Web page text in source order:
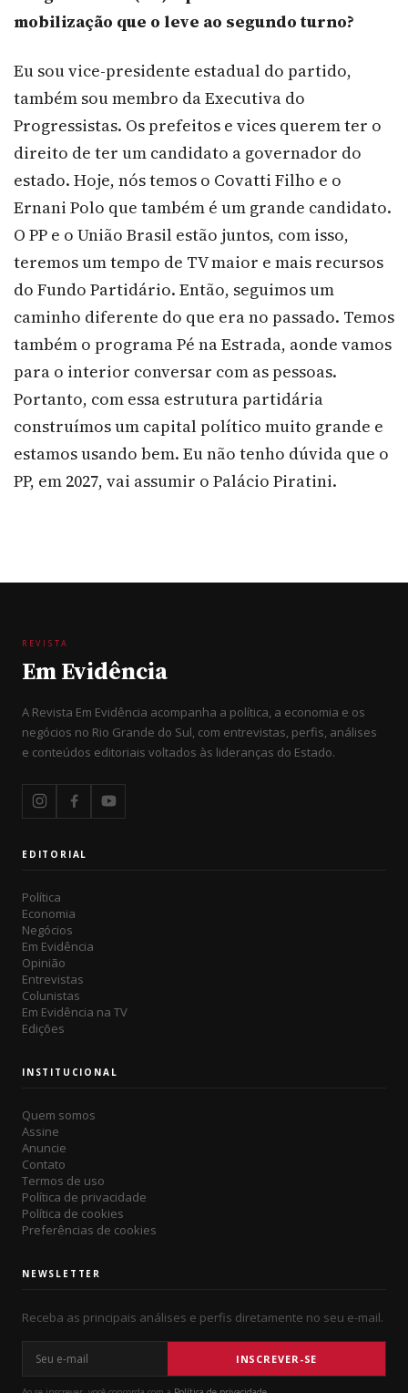
mobilização que o leve ao segundo turno?
Eu sou vice-presidente estadual do partido,
também sou membro da Executiva do
Progressistas. Os prefeitos e vices querem ter o
direito de ter um candidato a governador do
estado. Hoje, nós temos o Covatti Filho e o
Ernani Polo que também é um grande candidato.
O PP e o União Brasil estão juntos, com isso,
teremos um tempo de TV maior e mais recursos
do Fundo Partidário. Então, seguimos um
caminho diferente do que era no passado. Temos
também o programa Pé na Estrada, aonde vamos
para o interior conversar com as pessoas.
Portanto, com essa estrutura partidária
construímos um capital político muito grande e
estamos usando bem. Eu não tenho dúvida que o
PP, em 2027, vai assumir o Palácio Piratini.
REVISTA
Em Evidência
A Revista Em Evidência acompanha a política, a economia e os
negócios no Rio Grande do Sul, com entrevistas, perfis, análises
e conteúdos editoriais voltados às lideranças do Estado.
EDITORIAL
Política
Economia
Negócios
Em Evidência
Opinião
Entrevistas
Colunistas
Em Evidência na TV
Edições
INSTITUCIONAL
Quem somos
Assine
Anuncie
Contato
Termos de uso
Política de privacidade
Política de cookies
Preferências de cookies
NEWSLETTER
Receba as principais análises e perfis diretamente no seu e-mail.
Seu e-mail INSCREVER-SE